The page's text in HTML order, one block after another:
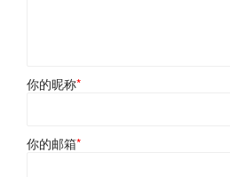
你的昵称*
你的邮箱*